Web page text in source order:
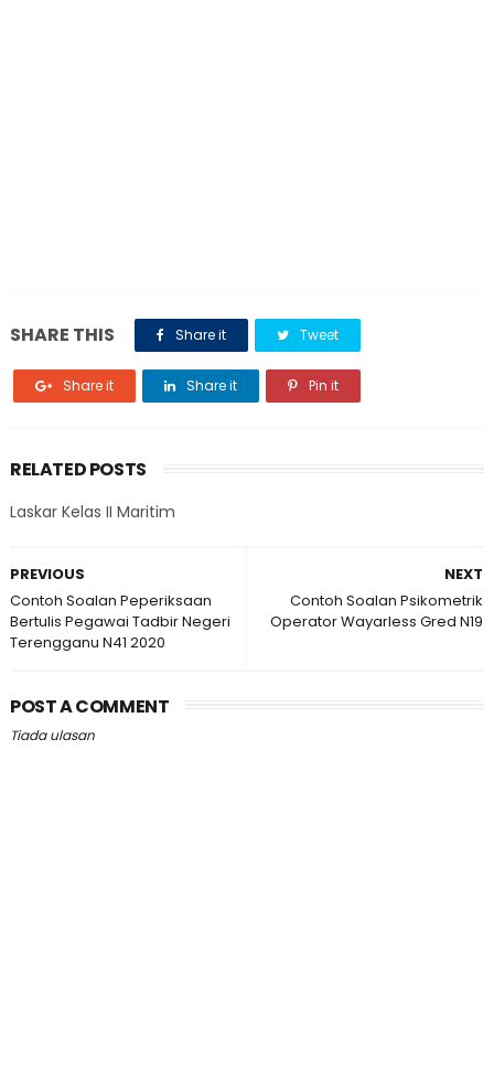
SHARE THIS Share it Tweet
Share it Share it Pin it
RELATED POSTS
Laskar Kelas II Maritim
NEXT
Contoh Soalan Psikometrik
Operator Wayarless Gred N19
PREVIOUS
Contoh Soalan Peperiksaan
Bertulis Pegawai Tadbir Negeri
Terengganu N41 2020
POST A COMMENT
Tiada ulasan